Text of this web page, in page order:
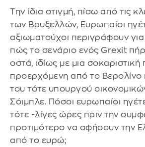
Την ίδια στιγμή, πίσω από τις
των Βρυξελλών, Ευρωπαίοι
αξιωματούχοι περιγράφουν
πώς το σενάριο ενός Grexit
οστά, ιδίως με μια
προερχόμενη από το Βερολίνο
του τότε υπουργού
Σόιμπλε. Πόσοι ευρωπαίοι
τότε -λίγες ώρες πριν την
προτιμότερο να αφήσουν την
από το ευρώ;